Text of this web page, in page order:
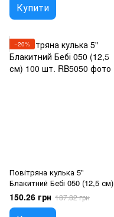
Купити
−20%
Повітряна кулька 5"
Блакитний Бебі 050 (12,5 см)
100 шт., Блакитний, 100 шт.,
5"/12.5см, Блакитний, Гелій
150.26 грн 187.82 грн